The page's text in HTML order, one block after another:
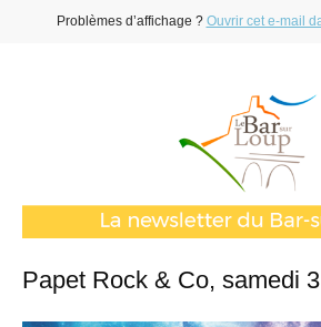
Problèmes d’affichage ? Ouvrir cet e-mail
Papet Rock & Co, samedi